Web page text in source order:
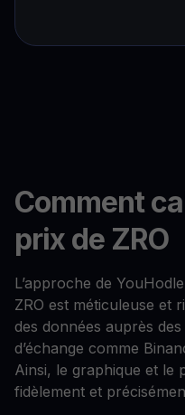
Comment
prix de ZRO
L’approche de
ZRO est méticuleuse et
des données auprès
d’échange comme
Ainsi, le graphique et le
fidèlement et